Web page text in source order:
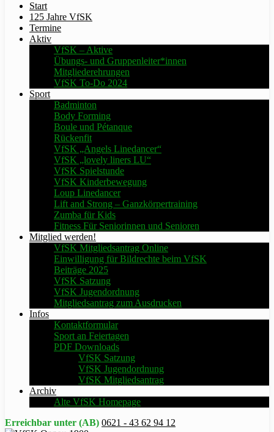
Start
125 Jahre VfSK
Termine
Aktiv
VfSK – Aktive
Übungs- und Gruppenleiter*innen
Mitgliederehrungen
VfSK To-Do 2024
Sport
Badminton
Body Forming
Boule und Pétanque
Rückenfit
VfSK „Angels Linedancer“
VfSK „lovely liners LU“
VfSK Spielstunde
VfSK Kinderbewegung
Loup Linedancer
Lift and Strong – Ganzkörpertraining
Zumba für Kids
Fitness Für Seniorinnen und Senioren
Mitglied werden!
VfSK Mitgliedsantrag Online
Einwilligung für Bildrechte beim VfSK
Beiträge 2025
VfSK Satzung
VfSK Jugendordnung
Mitgliedsantrag zum Ausdrucken
Infos
Kontaktformular
Sport an Feiertagen
PDF Downloads
VfSK Satzung
VfSK Jugendordnung
VfSK Mitgliedsantrag
Archiv
Alte VfSK Homepage
Erreichbar unter (AB) 0621 - 43 62 94 12